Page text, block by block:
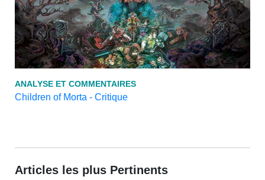
ANALYSE ET COMMENTAIRES
Children of Morta - Critique
Articles les plus Pertinents